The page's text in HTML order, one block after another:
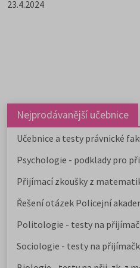
23.4.2024
Nejprodávanější učebnice
Učebnice a testy právnické
Psychologie - podklady pro
Přijímací zkoušky z
Řešení otázek Policejní
Politologie - testy na
Sociologie - testy na